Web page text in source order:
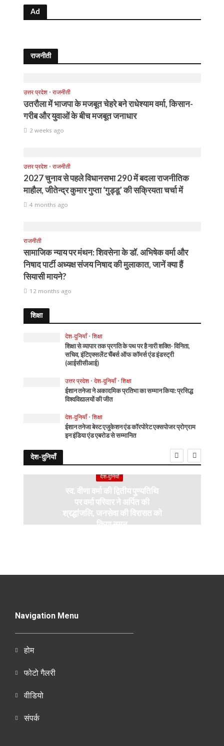
Ad
राजनीती
उत्तर प्रदेश • राजनीती
उतरौला में भाजपा के मजबूत चेहरे बने राधेश्याम वर्मा, किसान-
गरीब और युवाओं के बीच मजबूत जनाधार
2 weeks ago
उत्तर प्रदेश • राजनीती
2027 चुनाव से पहले विधानसभा 290 में बदला राजनीतिक
माहौल, जीतेन्द्र कुमार गुप्ता ‘गुड्डू’ की सक्रियता चर्चा में
4 months ago
राजनीती
सामाजिक न्याय पर मंथन: शिवसेना के डॉ. अभिषेक वर्मा और
निषाद पार्टी अध्यक्ष संजय निषाद की मुलाकात, जानें क्या हैं
सियासी मायने?
12 months ago
शिक्षा
देश-दुनियाँ • शिक्षा
शिक्षा से व्यापार तक प्रगति के पथ पर है नारी शक्ति- विनिता,
सचिव, इंटिएक्सलेंट चैंबर्स ऑफ कॉमर्स एंड इंडस्ट्री
(आईसीसीआई)
उत्तर प्रदेश • देश-दुनियाँ • शिक्षा
ईशान तनेजा ने अकादमिक प्रतिभा का सम्मान किया: प्रसिद्ध
विश्वविद्यालयों की जीत
देश-दुनियाँ • शिक्षा
ईशान तनेजा बेस्ट एजुकेशन एंड कॉरपोरेट एक्सपोजर प्रोग्राम
इन इंडिया एंड एबरोड से सम्मानित
देश-दुनियाँ
देश-दुनियाँ
स्व. वीणा वर्मा की द्वितीय पुण्यतिथि
पर वर्मा परिवार ने अर्पित की
श्रद्धांजलि, जनसेवा की विरासत को
किया नमन
Navigation Menu
होम
फोटो गैलरी
वीडियो
संपर्क